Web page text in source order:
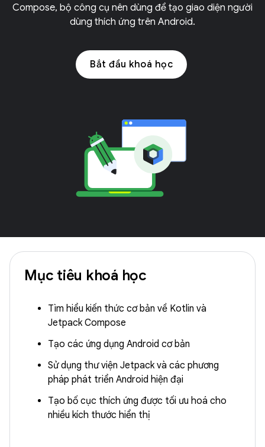
Compose, bộ công cụ nên dùng để tạo giao diện người
dùng thích ứng trên Android.
Bắt đầu khoá học
Mục tiêu khoá học
Tìm hiểu kiến thức cơ bản về Kotlin và
Jetpack Compose
Tạo các ứng dụng Android cơ bản
Sử dụng thư viện Jetpack và các phương
pháp phát triển Android hiện đại
Tạo bố cục thích ứng được tối ưu hoá cho
nhiều kích thước hiển thị